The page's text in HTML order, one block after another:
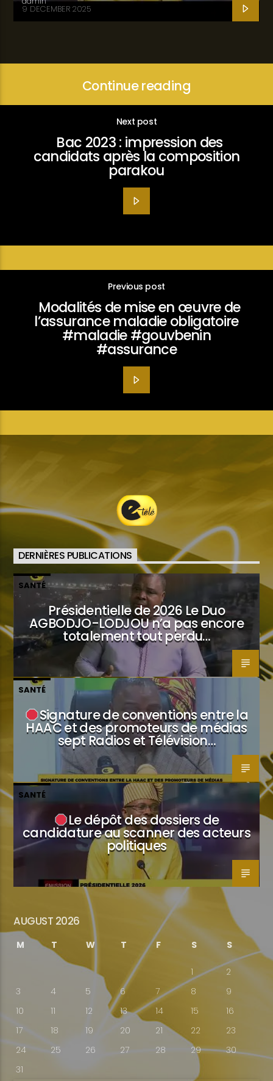
9 DECEMBER 2025
Continue reading
Next post
Bac 2023 : impression des
candidats après la composition
parakou
Previous post
Modalités de mise en œuvre de
l’assurance maladie obligatoire
#maladie #gouvbenin
#assurance
DERNIÈRES PUBLICATIONS
SANTÉ
Présidentielle de 2026 Le Duo
AGBODJO-LODJOU n’a pas encore
totalement tout perdu…
SANTÉ
Signature de conventions entre la
HAAC et des promoteurs de médias
sept Radios et Télévision…
SANTÉ
Le dépôt des dossiers de
candidature au scanner des acteurs
politiques
AUGUST 2026
M T W T F S S
1
2
3
4 5 6 7 8
9
10
11 12 13 14 15
16
17
18 19 20 21 22
23
24
25 26 27 28 29
30
31